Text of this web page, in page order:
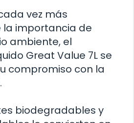
vez más
la importancia de
ambiente, el
Great Value 7L se
compromiso con la
biodegradables y